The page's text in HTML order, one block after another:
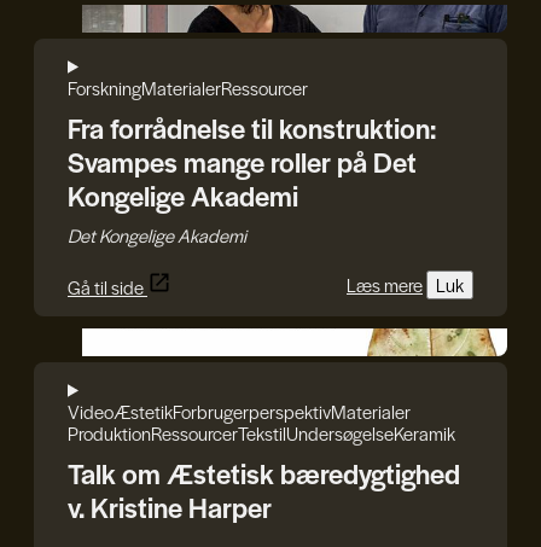
Det Kongelige Akademi
ForskningMaterialerRessourcer
Fra forrådnelse til konstruktion:
Svampes mange roller på Det
Kongelige Akademi
Det Kongelige Akademi
Gå til side
Læs mere Luk
VideoÆstetikForbrugerperspektivMaterialer
ProduktionRessourcerTekstilUndersøgelseKeramik
Talk om Æstetisk bæredygtighed
v. Kristine Harper